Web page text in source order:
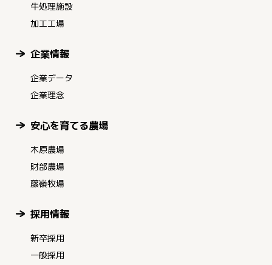
牛処理施設
加工工場
企業情報
企業データ
企業理念
安心を育てる農場
木原農場
財部農場
藤嶺牧場
採用情報
新卒採用
一般採用